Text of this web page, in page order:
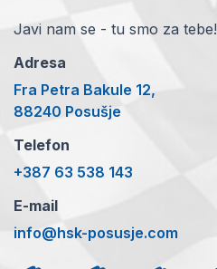
Javi nam se - tu smo za tebe!
Adresa
Fra Petra Bakule 12,
88240 Posušje
Telefon
+387 63 538 143
E-mail
info@hsk-posusje.com